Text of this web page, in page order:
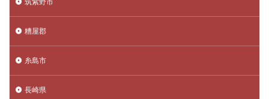
糟屋郡
糸島市
長崎県